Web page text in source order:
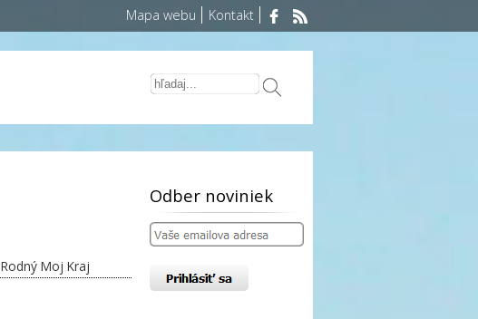
Mapa webu Kontakt
Rodný Moj Kraj
Odber noviniek